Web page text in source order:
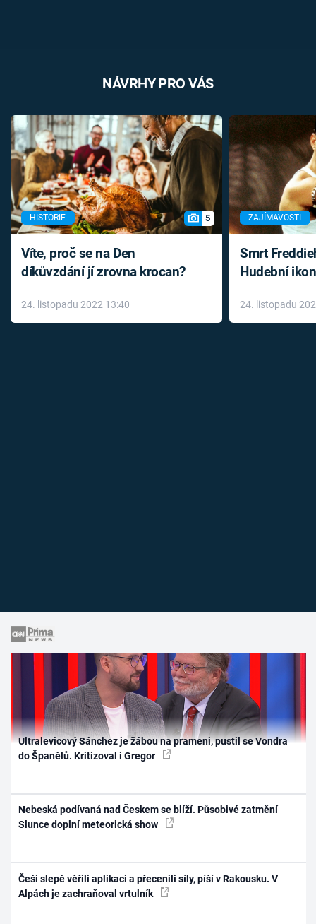
NÁVRHY PRO VÁS
HISTORIE 5
Víte, proč se na Den
díkůvzdání jí zrovna krocan?
24. listopadu 2022 13:40
ZAJÍMAVOSTI
Smrt
Hudební
léky
24. listopadu
Ultralevicový Sánchez je žábou na prameni, pustil se Vondra
do Španělů. Kritizoval i Gregor
Nebeská podívaná nad Českem se blíží. Působivé zatmění
Slunce doplní meteorická show
Češi slepě věřili aplikaci a přecenili síly, píší v Rakousku. V
Alpách je zachraňoval vrtulník